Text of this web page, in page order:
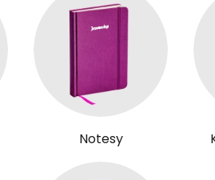
Notesy